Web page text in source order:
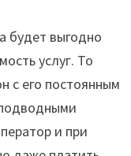
будет выгодно
услуг. То
с его постоянным
и при